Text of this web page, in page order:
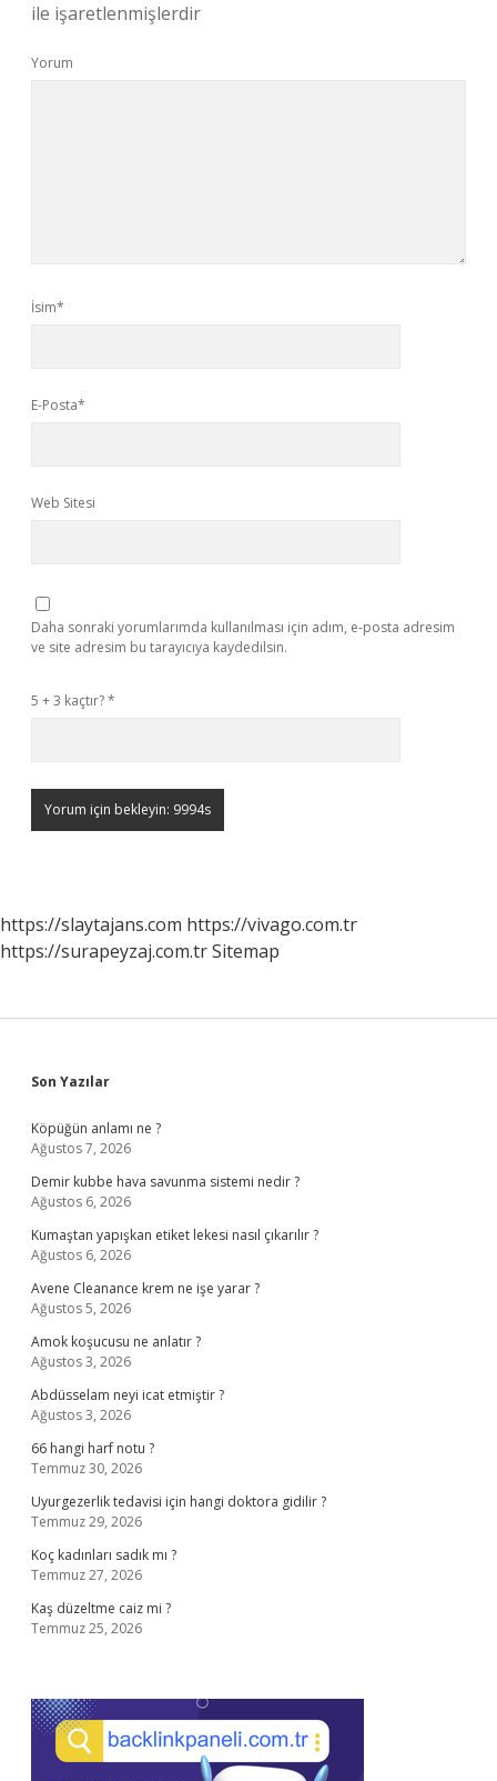
ile işaretlenmişlerdir
Yorum
İsim*
E-Posta*
Web Sitesi
Daha sonraki yorumlarımda kullanılması için adım, e-posta adresim
ve site adresim bu tarayıcıya kaydedilsin.
5 + 3 kaçtır?*
https://slaytajans.com https://vivago.com.tr
https://surapeyzaj.com.trSitemap
Sidebar
Son Yazılar
Köpüğün anlamı ne ?
Ağustos 7, 2026
Demir kubbe hava savunma sistemi nedir ?
Ağustos 6, 2026
Kumaştan yapışkan etiket lekesi nasıl çıkarılır ?
Ağustos 6, 2026
Avene Cleanance krem ne işe yarar ?
Ağustos 5, 2026
Amok koşucusu ne anlatır ?
Ağustos 3, 2026
Abdüsselam neyi icat etmiştir ?
Ağustos 3, 2026
66 hangi harf notu ?
Temmuz 30, 2026
Uyurgezerlik tedavisi için hangi doktora gidilir ?
Temmuz 29, 2026
Koç kadınları sadık mı ?
Temmuz 27, 2026
Kaş düzeltme caiz mi ?
Temmuz 25, 2026